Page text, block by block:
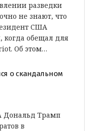
разведки
не знают, что
США
когда обещал для
Об этом…
о скандальном
Дональд Трамп
в